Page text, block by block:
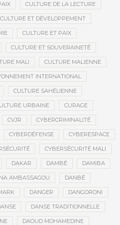
CULTURE DE LA LECTURE
CULTURE ET DÉVELOPPEMENT
CULTURE ET PAIX
CULTURE ET SOUVERAINETÉ
MALI CULTURE MALIENNE
INTERNATIONAL
CULTURE SAHÉLIENNE
URBAINE CURAGE
CVJR CYBERCRIMINALITÉ
CYBERDÉFENSE CYBERESPACE
CYBERSÉCURITÉ MALI
DAKAR DAMBÉ DAMIBA
AMBASSAGOU DANBÉ
DANGER DANGORONI
DANSE TRADITIONNELLE
DAOUD MOHAMEDINE